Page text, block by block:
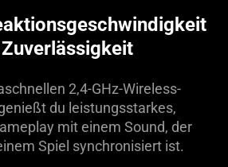
2,4-GHz-Wireless-
du leistungsstarkes,
mit einem Sound, der
Spiel synchronisiert ist.